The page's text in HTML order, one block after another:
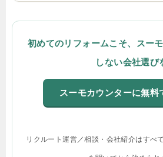
初めてのリフォームこそ、スー
しない会社選び
スーモカウンターに無料
リクルート運営／相談・会社紹介はすべ